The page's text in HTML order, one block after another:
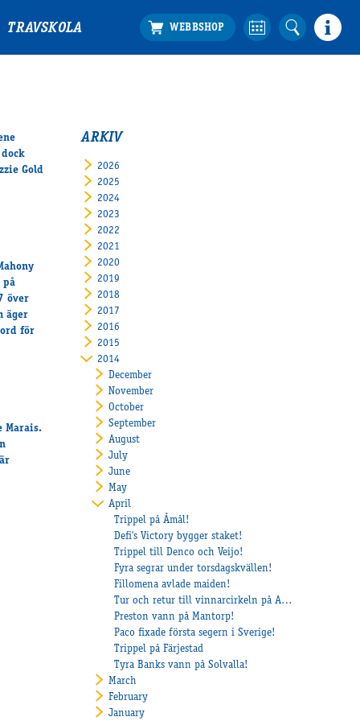
TRAVSKOLA
Gold
på
över
äger
för
Marais.
ARKIV
2026
2025
2024
2023
2022
2021
2020
2019
2018
2017
2016
2015
2014
December
November
October
September
August
July
June
May
April
Trippel på Åmål!
Defi's Victory bygger staket!
Trippel till Denco och Veijo!
Fyra segrar under torsdagskvällen!
Fillomena avlade maiden!
Tur och retur till vinnarcirkeln på Axevalla för Return Ticket!
Preston vann på Mantorp!
Paco fixade första segern i Sverige!
Trippel på Färjestad
Tyra Banks vann på Solvalla!
March
February
January